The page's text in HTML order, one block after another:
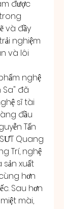
được
và đầy
nghiệm
và lôi
nghệ
Sa" đã
sĩ tài
đầu
Tấn
Quang
Trí, nghệ
xuất
hơn
Sau hơn
mài,